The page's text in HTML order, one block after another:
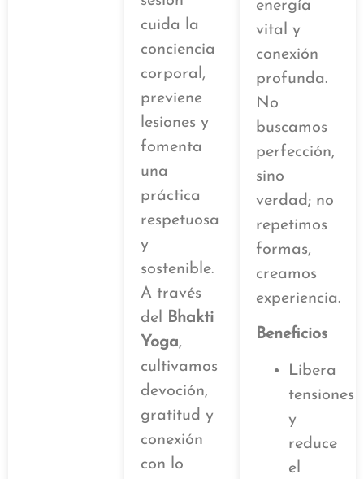
cuida la
conciencia
corporal,
previene
lesiones y
fomenta
una
práctica
respetuosa
y
sostenible.
A través
del
Bhakti
Yoga,
cultivamos
devoción,
gratitud y
conexión
con lo
energía
vital y
conexión
profunda.
No
buscamos
perfección,
sino
verdad; no
repetimos
formas,
creamos
experiencia.
Beneficios
Libera
tensiones
y
reduce
el